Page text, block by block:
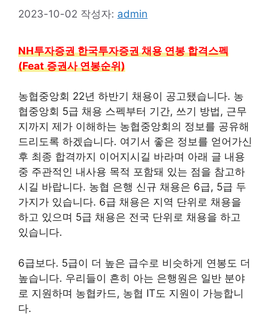
2023-10-02 작성자: admin
NH투자증권 한국투자증권 채용 연봉 합격스펙
(Feat 증권사 연봉순위)
농협중앙회 22년 하반기 채용이 공고됐습니다. 농
협중앙회 5급 채용 스펙부터 기간, 쓰기 방법, 근무
지까지 제가 이해하는 농협중앙회의 정보를 공유해
드리도록 하겠습니다. 여기서 좋은 정보를 얻어가신
후 최종 합격까지 이어지시길 바라며 아래 글 내용
중 주관적인 내사용 목적 포함돼 있는 점을 참고하
시길 바랍니다. 농협 은행 신규 채용은 6급, 5급 두
가지가 있습니다. 6급 채용은 지역 단위로 채용을
하고 있으며 5급 채용은 전국 단위로 채용을 하고
있습니다.
6급보다. 5급이 더 높은 급수로 비슷하게 연봉도 더
높습니다. 우리들이 흔히 아는 은행원은 일반 분야
로 지원하며 농협카드, 농협 IT도 지원이 가능합니
다.